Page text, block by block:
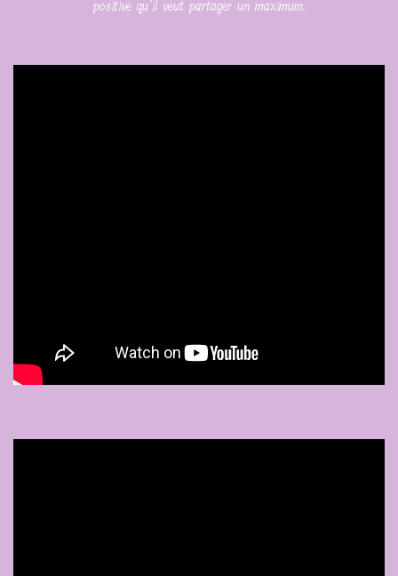
positive qu’il veut partager un maximum.